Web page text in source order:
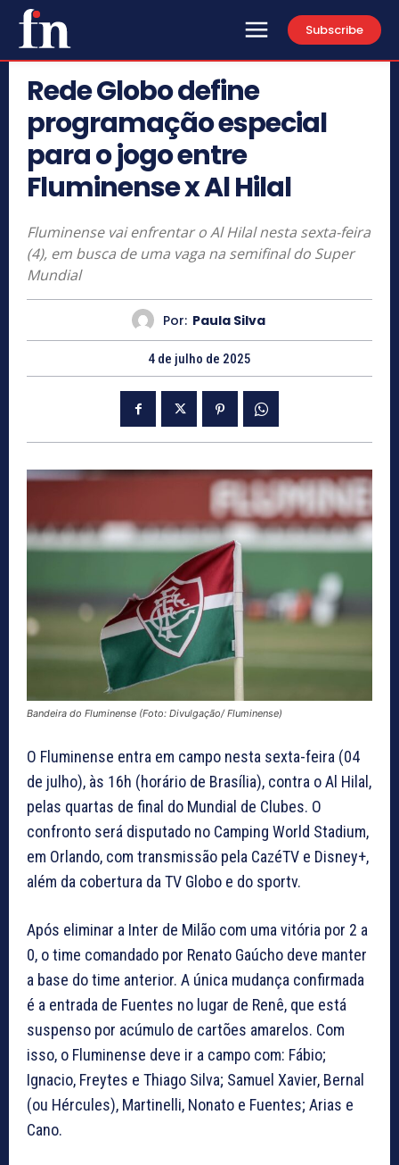
Subscribe
Rede Globo define
programação especial
para o jogo entre
Fluminense x Al Hilal
Fluminense vai enfrentar o Al Hilal nesta sexta-feira
(4), em busca de uma vaga na semifinal do Super
Mundial
Por: Paula Silva
4 de julho de 2025
Bandeira do Fluminense (Foto: Divulgação/ Fluminense)
O Fluminense entra em campo nesta sexta-feira (04
de julho), às 16h (horário de Brasília), contra o Al Hilal,
pelas quartas de final do Mundial de Clubes. O
confronto será disputado no Camping World Stadium,
em Orlando, com transmissão pela CazéTV e Disney+,
além da cobertura da TV Globo e do sportv.
Após eliminar a Inter de Milão com uma vitória por 2 a
0, o time comandado por Renato Gaúcho deve manter
a base do time anterior. A única mudança confirmada
é a entrada de Fuentes no lugar de Renê, que está
suspenso por acúmulo de cartões amarelos. Com
isso, o Fluminense deve ir a campo com: Fábio;
Ignacio, Freytes e Thiago Silva; Samuel Xavier, Bernal
(ou Hércules), Martinelli, Nonato e Fuentes; Arias e
Cano.